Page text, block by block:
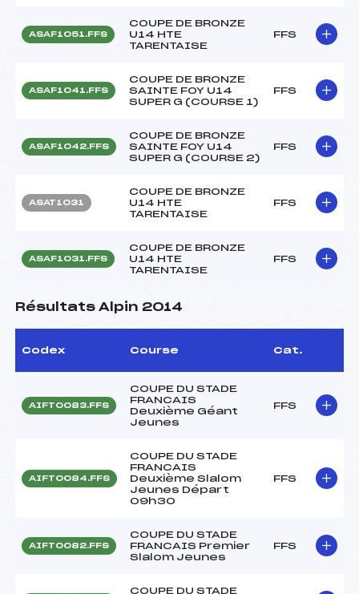
ASAF1051.FFS
COUPE DE BRONZE
U14 HTE
TARENTAISE
FFS
ASAF1041.FFS
COUPE DE BRONZE
SAINTE FOY U14
SUPER G (COURSE 1)
FFS
ASAF1042.FFS
COUPE DE BRONZE
SAINTE FOY U14
SUPER G (COURSE 2)
FFS
ASAT1031
COUPE DE BRONZE
U14 HTE
TARENTAISE
FFS
ASAF1031.FFS
COUPE DE BRONZE
U14 HTE
TARENTAISE
FFS
Résultats Alpin 2014
Codex Course Cat.
AIFT0083.FFS
COUPE DU STADE
FRANCAIS
Deuxième Géant
Jeunes
FFS
AIFT0084.FFS
COUPE DU STADE
FRANCAIS
Deuxième Slalom
Jeunes Départ
09h30
FFS
AIFT0082.FFS
COUPE DU STADE
FRANCAIS Premier
Slalom Jeunes
FFS
COUPE DU STADE